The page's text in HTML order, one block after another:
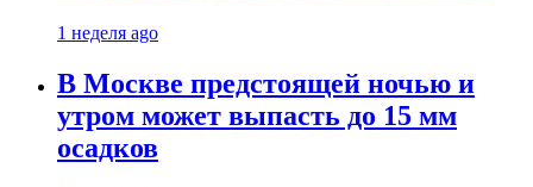
1 неделя ago
В Москве предстоящей ночью и
утром может выпасть до 15 мм
осадков